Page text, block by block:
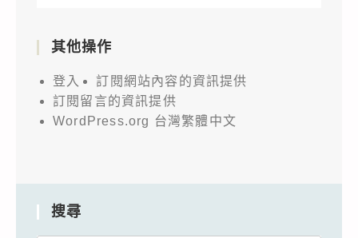
其他操作
登入
訂閱網站內容的資訊提供
訂閱留言的資訊提供
WordPress.org 台灣繁體中文
搜尋